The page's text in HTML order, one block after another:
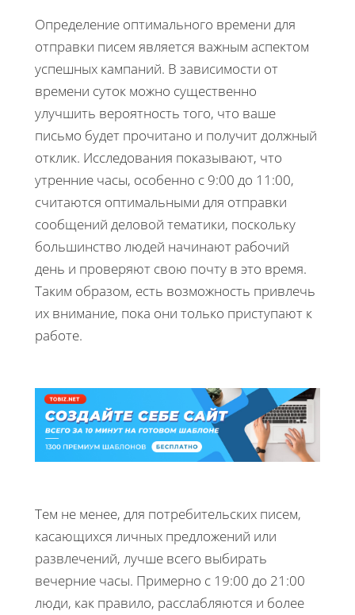
Определение оптимального времени для
отправки писем является важным аспектом
успешных кампаний. В зависимости от
времени суток можно существенно
улучшить вероятность того, что ваше
письмо будет прочитано и получит должный
отклик. Исследования показывают, что
утренние часы, особенно с 9:00 до 11:00,
считаются оптимальными для отправки
сообщений деловой тематики, поскольку
большинство людей начинают рабочий
день и проверяют свою почту в это время.
Таким образом, есть возможность привлечь
их внимание, пока они только приступают к
работе.
Тем не менее, для потребительских писем,
касающихся личных предложений или
развлечений, лучше всего выбирать
вечерние часы. Примерно с 19:00 до 21:00
люди, как правило, расслабляются и более